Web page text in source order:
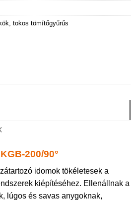
tokos tömítőgyűrűs
200/90°
idomok tökéletesek a
kiépítéséhez. Ellenállnak a
lúgos és savas anygoknak,